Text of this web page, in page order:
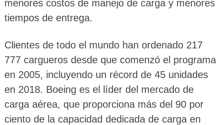
menores costos de manejo de carga y menores
tiempos de entrega.
Clientes de todo el mundo han ordenado 217
777 cargueros desde que comenzó el programa
en 2005, incluyendo un récord de 45 unidades
en 2018. Boeing es el líder del mercado de
carga aérea, que proporciona más del 90 por
ciento de la capacidad dedicada de carga en